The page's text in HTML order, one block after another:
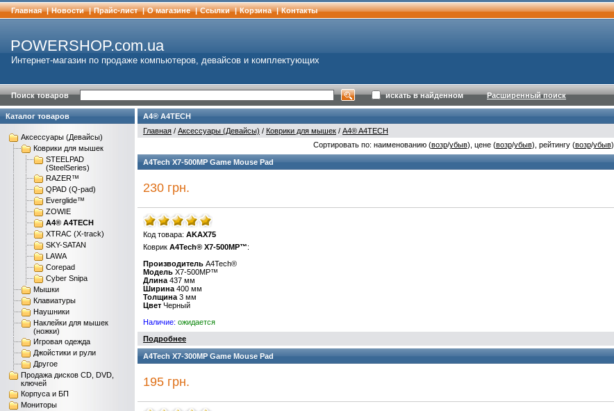
Главная | Новости | Прайс-лист | О магазине | Cсылки | Корзина | Контакты
POWERSHOP.com.ua
Интернет-магазин по продаже компьютеров, девайсов и комплектующих
Поиск товаров искать в найденном Расширенный поиск
Каталог товаров
Аксессуары (Девайсы)
Коврики для мышек
STEELPAD
(SteelSeries)
RAZER™
QPAD (Q-pad)
Everglide™
ZOWIE
A4® A4TECH
XTRAC (X-track)
SKY-SATAN
LAWA
Corepad
Cyber Snipa
Мышки
Клавиатуры
Наушники
Наклейки для мышек
(ножки)
Игровая одежда
Джойстики и рули
Другое
Продажа дисков CD, DVD,
ключей
Корпуса и БП
Мониторы
A4® A4TECH
Главная / Аксессуары (Девайсы) / Коврики для мышек / A4® A4TECH
Сортировать по: наименованию (возр/убыв), цене (возр/убыв), рейтингу (возр/убыв)
A4Tech X7-500MP Game Mouse Pad
230 грн.
Код товара: AKAX75
Коврик A4Tech® X7-500MP™:
Производитель A4Tech®
Модель X7-500MP™
Длина 437 мм
Ширина 400 мм
Толщина 3 мм
Цвет Черный
Наличие: ожидается
Подробнее
A4Tech X7-300MP Game Mouse Pad
195 грн.